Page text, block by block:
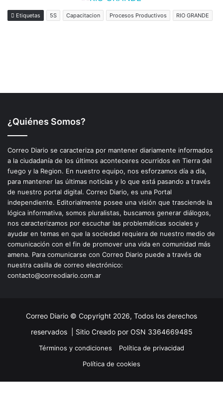
¿Quiénes Somos?
Correo Diario se caracteriza por mantener diariamente informados
a la ciudadanía de los últimos aconteceres ocurridos en Tierra del
fuego y la Region. En nuestro equipo, nos esforzamos día a día,
para mantener las últimas noticias y lo que está pasando a través
de nuestro portal digital. Correo Diario, es una Portal
independiente. Editorialmente posee una visión que trasciende la
lógica informativa, somos pluralistas, buscamos generar diálogos,
nos caracterizamos por escuchar las problemáticas sociales y
ayudar en temas en que la sociedad requiera de nuestro medio de
comunicación con el fin de promover una vida en comunidad más
amena. Para comunicarse con Correo Diario puede a través de
nuestra casilla de correo electrónico:
contacto@correodiario.com.ar
Correo Diario © Copyright 2026, Todos los derechos
reservados | Sitio Creado por OSN 3364669485
Términos y condiciones
Política de privacidad
Política de cookies